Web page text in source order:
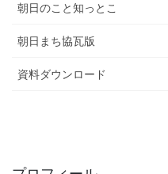
朝日のこと知っとこ
朝日まち協瓦版
資料ダウンロード